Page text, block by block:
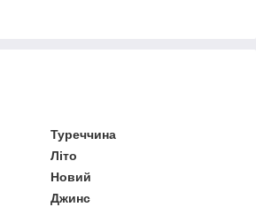
Туреччина
Літо
Новий
Джинс